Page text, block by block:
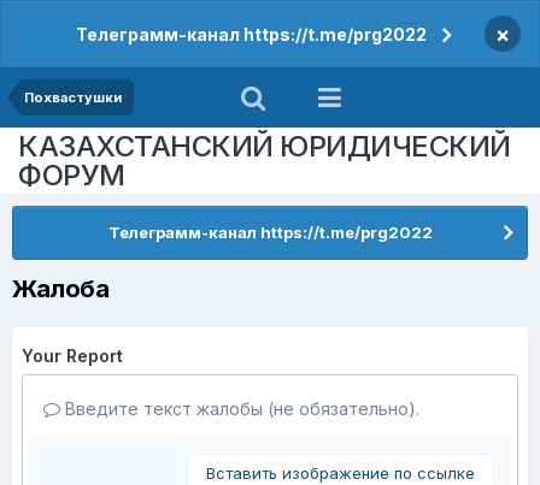
Телеграмм-канал https://t.me/prg2022 ×
Похвастушки
КАЗАХСТАНСКИЙ ЮРИДИЧЕСКИЙ
ФОРУМ
Телеграмм-канал https://t.me/prg2022
Жалоба
Your Report
Введите текст жалобы (не обязательно).
Вставить изображение по ссылке